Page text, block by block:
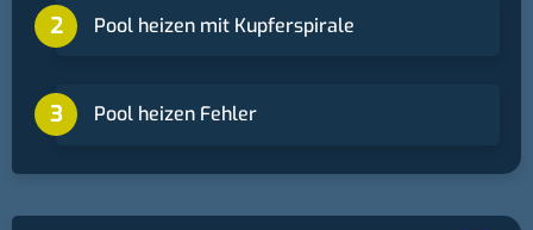
Pool heizen mit Kupferspirale
Pool heizen Fehler